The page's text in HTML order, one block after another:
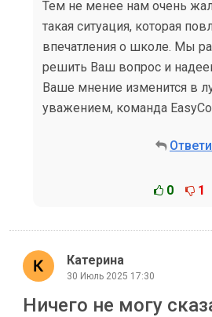
Тем не менее нам очень
такая ситуация, которая
впечатления о школе. Мы
решить Ваш вопрос и
Ваше мнение изменится в
уважением, команда
0 1
Катерина
30 Июль 2025 17:30
Ничего не могу